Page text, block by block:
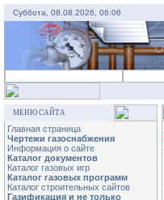
Суббота, 08.08.2026, 06:06
МЕНЮ САЙТА
Главная страница
Чертежи газоснабжения
Информация о сайте
Каталог документов
Каталог газовых игр
Каталог газовых программ
Каталог строительных сайтов
Газификация и не только